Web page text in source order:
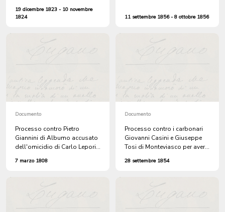
19 dicembre 1823 - 10 novembre
1824
medico condotto di Arogno
11 settembre 1856 - 8 ottobre 1856
Documento
Processo contro Pietro
Giannini di Albumo accusato
dell'omicidio di Carlo Lepori,
7 marzo 1808
Documento
Processo contro i carbonari
Giovanni Casini e Giuseppe
Tosi di Monteviasco per aver
Casini detto Martinelli, pure di
Carlo Pongelli di Rivera
28 settembre 1854